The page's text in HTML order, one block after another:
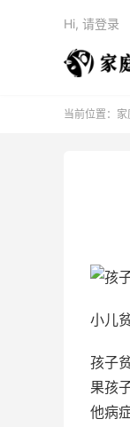
Hi, 请登录
当前位置： 家
小儿
孩子
果孩
他病